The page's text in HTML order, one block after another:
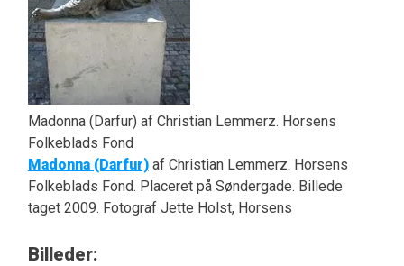
Madonna (Darfur) af Christian Lemmerz. Horsens
Folkeblads Fond
Madonna (Darfur)af Christian Lemmerz. Horsens
Folkeblads Fond. Placeret på Søndergade. Billede
taget 2009. Fotograf Jette Holst, Horsens
Billeder: